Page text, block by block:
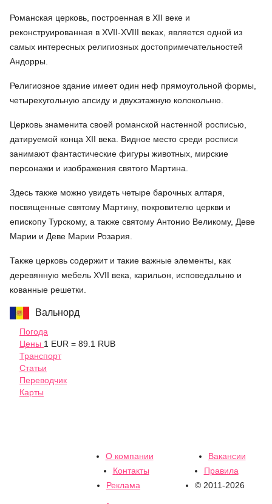
Романская церковь, построенная в XII веке и
реконструированная в XVII-XVIII веках, является одной из
самых интересных религиозных достопримечательностей
Андорры.
Религиозное здание имеет один неф прямоугольной формы,
четырехугольную апсиду и двухэтажную колокольню.
Церковь знаменита своей романской настенной росписью,
датируемой конца XII века. Видное место среди росписи
занимают фантастические фигуры животных, мирские
персонажи и изображения святого Мартина.
Здесь также можно увидеть четыре барочных алтаря,
посвященные святому Мартину, покровителю церкви и
епископу Турскому, а также святому Антонио Великому, Деве
Марии и Деве Марии Розария.
Также церковь содержит и такие важные элементы, как
деревянную мебель XVII века, карильон, исповедальню и
кованные решетки.
Вальнорд
Погода
Цены 1 EUR = 89.1 RUB
Транспорт
Статьи
Переводчик
Карты
О компании
Вакансии
Контакты
Правила
Реклама
© 2011-2026